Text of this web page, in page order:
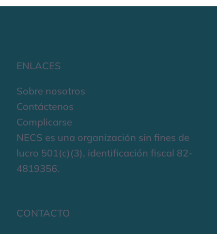
ENLACES
Sobre nosotros
Contáctenos
Complicarse
NECS es una organización sin fines de
lucro 501(c)(3), identificación fiscal 82-
4819356.
CONTACTO